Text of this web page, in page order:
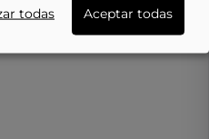
todas Aceptar todas